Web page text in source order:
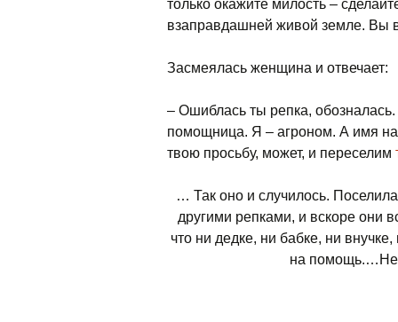
только окажите милость –
взаправдашней живой земле. Вы
Засмеялась женщина и отвечает:
– Ошиблась ты репка,
помощница. Я – агроном. А имя
твою просьбу, может, и переселим
… Так оно и случилось.
другими репками, и вскоре они
что ни дедке, ни бабке, ни
на помощь.…Не